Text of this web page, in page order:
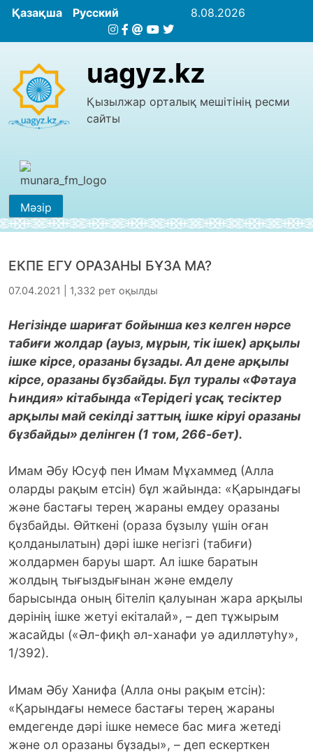
Қазақша Русский 8.08.2026
uagyz.kz
Қызылжар орталық мешітінің ресми
сайты
Мәзір
ЕКПЕ ЕГУ ОРАЗАНЫ БҰЗА МА?
07.04.2021 | 1,332 рет оқылды
Негізінде шариғат бойынша кез келген нәрсе
табиғи жолдар (ауыз, мұрын, тік ішек) арқылы
ішке кірсе, оразаны бұзады. Ал дене арқылы
кірсе, оразаны бұзбайды. Бұл туралы «Фәтауа
Һиндия» кітабында «Терідегі ұсақ тесіктер
арқылы май секілді заттың ішке кіруі оразаны
бұзбайды» делінген (1 том, 266-бет).
Имам Әбу Юсуф пен Имам Мұхаммед (Алла
оларды рақым етсін) бұл жайында: «Қарындағы
және бастағы терең жараны емдеу оразаны
бұзбайды. Өйткені (ораза бұзылу үшін оған
қолданылатын) дәрі ішке негізгі (табиғи)
жолдармен баруы шарт. Ал ішке баратын
жолдың тығыздығынан және емделу
барысында оның бітеліп қалуынан жара арқылы
дәрінің ішке жетуі екіталай», – деп тұжырым
жасайды («Әл-фиқһ әл-ханафи уә адилләтуһу»,
1/392).
Имам Әбу Ханифа (Алла оны рақым етсін):
«Қарындағы немесе бастағы терең жараны
емдегенде дәрі ішке немесе бас миға жетеді
және ол оразаны бұзады», – деп ескерткен